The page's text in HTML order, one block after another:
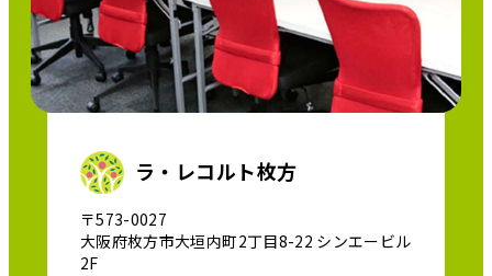
ラ・レコルト枚方
〒573-0027
大阪府枚方市大垣内町2丁目8-22 シンエービル
2F